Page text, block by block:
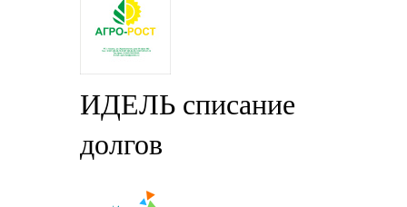
ИДЕЛЬ списание
долгов